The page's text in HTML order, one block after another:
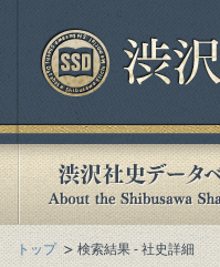
トップ 検索結果 - 社史詳細